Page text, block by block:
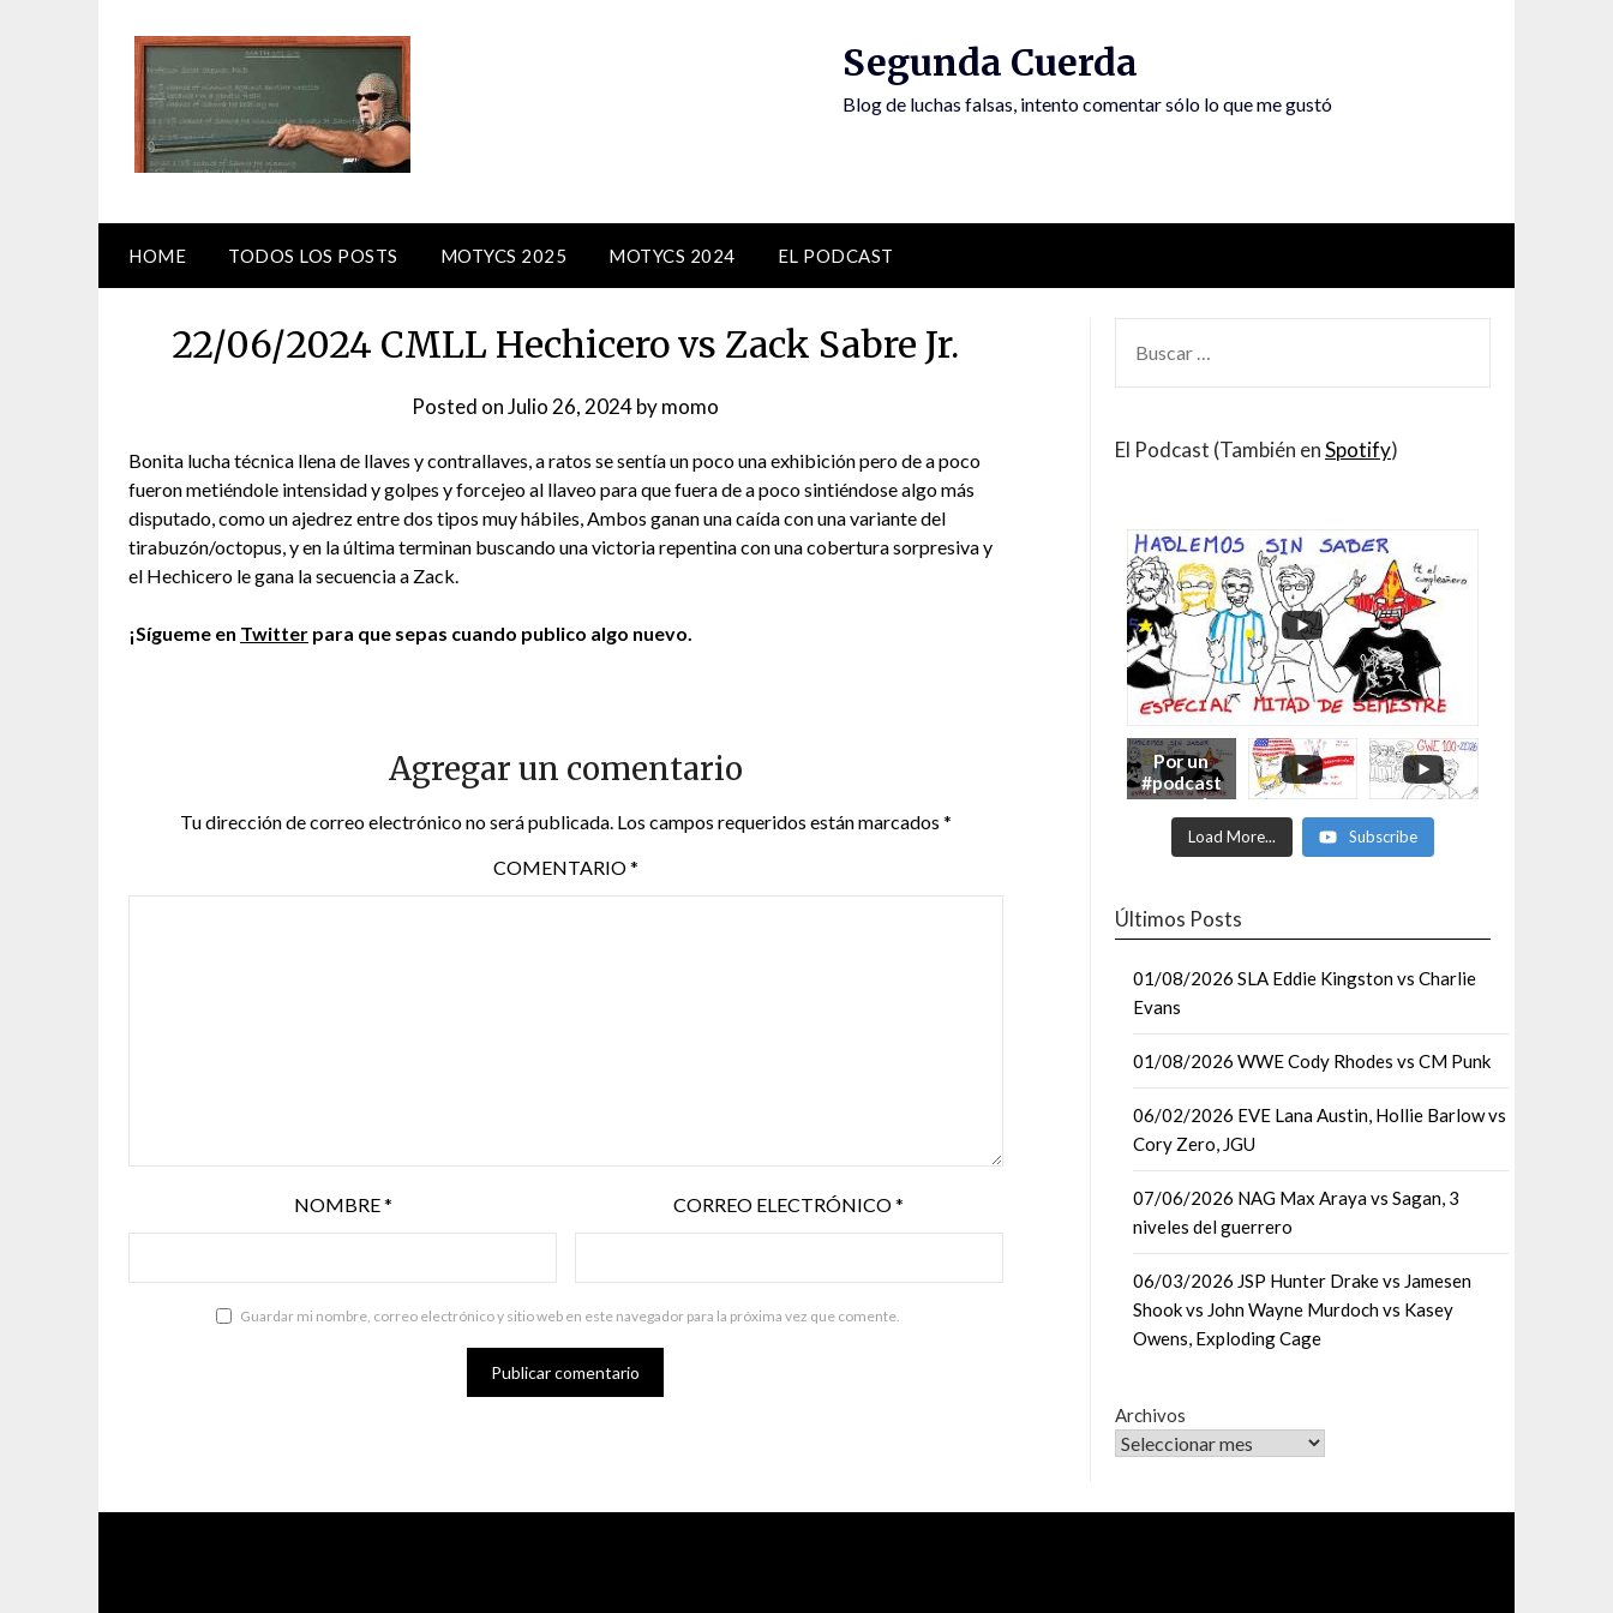
Segunda Cuerda
Blog de luchas falsas, intento comentar sólo lo que me gustó
HOME TODOS LOS POSTS MOTYCS 2025 MOTYCS 2024 EL PODCAST
22/06/2024 CMLL Hechicero vs Zack Sabre Jr.
Posted onJulio 26, 2024bymomo
Bonita lucha técnica llena de llaves y contrallaves, a ratos se sentía un poco una exhibición pero de a poco
fueron metiéndole intensidad y golpes y forcejeo al llaveo para que fuera de a poco sintiéndose algo más
disputado, como un ajedrez entre dos tipos muy hábiles, Ambos ganan una caída con una variante del
tirabuzón/octopus, y en la última terminan buscando una victoria repentina con una cobertura sorpresiva y
el Hechicero le gana la secuencia a Zack.
¡Sígueme en Twitter para que sepas cuando publico algo nuevo.
Agregar un comentario
Tu dirección de correo electrónico no será publicada. Los campos requeridos están marcados *
COMENTARIO*
NOMBRE* CORREO ELECTRÓNICO*
Guardar mi nombre, correo electrónico y sitio web en este navegador para la próxima vez que comente.
POR:
El Podcast (También enSpotify)
Por un
#podcast
con más
Moonsaul
ts #93:
MITAD
DE AÑO
Load More... Subscribe
Últimos Posts
01/08/2026 SLA Eddie Kingston vs Charlie
Evans
01/08/2026 WWE Cody Rhodes vs CM Punk
06/02/2026 EVE Lana Austin, Hollie Barlow vs
Cory Zero, JGU
07/06/2026 NAG Max Araya vs Sagan, 3
niveles del guerrero
06/03/2026 JSP Hunter Drake vs Jamesen
Shook vs John Wayne Murdoch vs Kasey
Owens, Exploding Cage
Archivos